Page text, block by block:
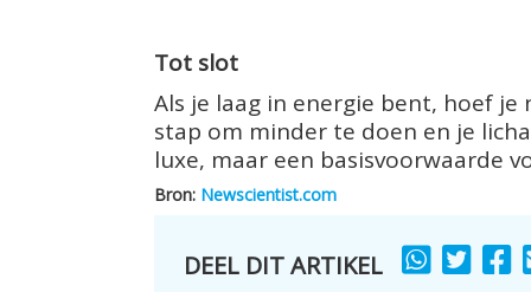
Tot slot
Als je laag in energie bent, hoef
stap om minder te doen en je
luxe, maar een basisvoorwaarde
Bron: Newscientist.com
DEEL DIT ARTIKEL SHARE SHARE